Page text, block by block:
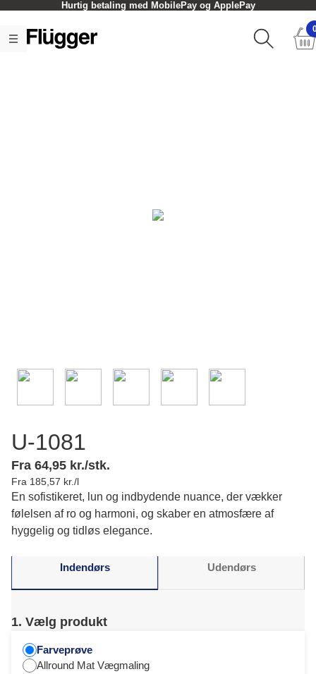
Hurtig betaling med MobilePay og ApplePay
U-1081
Fra 64,95 kr./stk.
Fra 185,57 kr./l
En sofistikeret, lun og indbydende nuance, der vækker
følelsen af ro og harmoni, og skaber en atmosfære af
hyggelig og tidløs elegance.
Indendørs Udendørs
1. Vælg produkt
Farveprøve
Allround Mat Vægmaling